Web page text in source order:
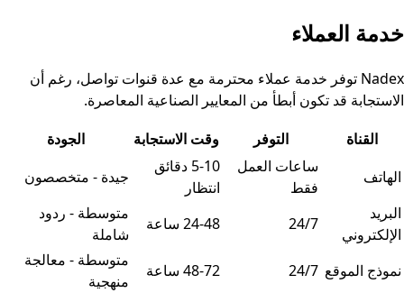
خدمة العملاء
Nadex توفر خدمة عملاء محترمة مع عدة قنوات تواصل، رغم أن
الاستجابة قد تكون أبطأ من المعايير الصناعية المعاصرة.
القناة التوفر وقت الاستجابة
الجودة
الهاتف
ساعات العمل
فقط
5-10 دقائق
انتظار
جيدة - متخصصون
البريد
الإلكتروني
24/7 24-48 ساعة
متوسطة - ردود
شاملة
نموذج الموقع 24/7 48-72 ساعة
متوسطة - معالجة
منهجية